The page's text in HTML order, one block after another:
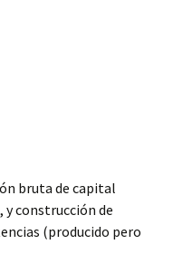
bruta de capital
y construcción de
(producido pero